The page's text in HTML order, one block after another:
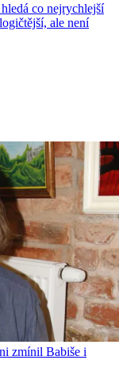
co nejrychlejší
ale není
zmínil Babiše i